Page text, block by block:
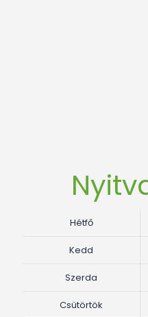
Hétfő
Kedd
Szerda
Csütörtök